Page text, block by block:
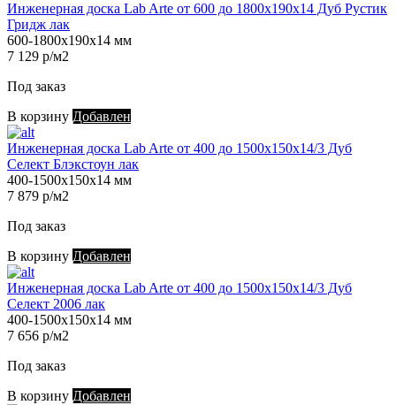
Инженерная доска Lab Arte от 600 до 1800х190х14 Дуб Рустик
Гридж лак
600-1800х190х14 мм
7 129 р/м2
Под заказ
В корзину Добавлен
Инженерная доска Lab Arte от 400 до 1500х150х14/3 Дуб
Селект Блэкстоун лак
400-1500х150х14 мм
7 879 р/м2
Под заказ
В корзину Добавлен
Инженерная доска Lab Arte от 400 до 1500х150х14/3 Дуб
Селект 2006 лак
400-1500х150х14 мм
7 656 р/м2
Под заказ
В корзину Добавлен